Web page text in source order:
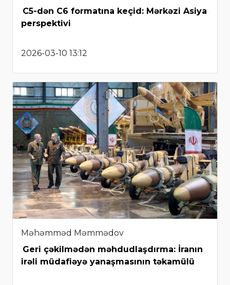
C5-dən C6 formatına keçid: Mərkəzi Asiya
perspektivi
2026-03-10 13:12
Məhəmməd Məmmədov
Geri çəkilmədən məhdudlaşdırma: İranın
irəli müdafiəyə yanaşmasının təkamülü